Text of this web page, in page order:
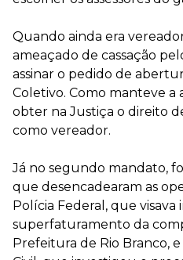
Quando ainda era
ameaçado de cassação
assinar o pedido de
Coletivo. Como manteve a
obter na Justiça o direito
como vereador.
Já no segundo mandato,
que desencadearam as
Polícia Federal, que visava
superfaturamento da
Prefeitura de Rio Branco,